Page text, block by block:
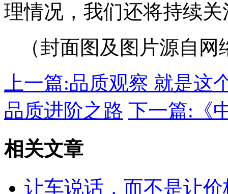
理情况，我们还将持续关
（封面图及图片源自网
上一篇:品质观察 就是这
品质进阶之路 下一篇: 《
相关文章
让车说话，而不是让